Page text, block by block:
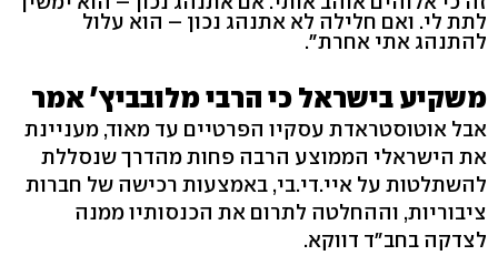
לתת לי. ואם חלילה לא אתנהג נכון – הוא עלול
להתנהג אתי אחרת".
משקיע בישראל כי הרבי מלובביץ' אמר
אבל אוטוסטראדת עסקיו הפרטיים עד מאוד, מעניינת
את הישראלי הממוצע הרבה פחות מהדרך שנסללת
להשתלטות על איי.די.בי, באמצעות רכישה של חברות
ציבוריות, וההחלטה לתרום את הכנסותיו ממנה
לצדקה בחב"ד דווקא.